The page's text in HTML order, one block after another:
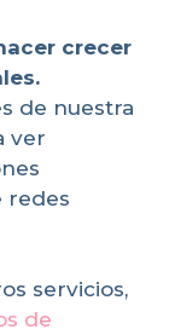
crecer
de nuestra
ver
redes
servicios,
de